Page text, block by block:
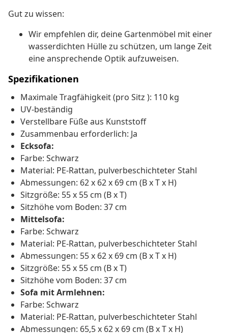
Gut zu wissen:
Wir empfehlen dir, deine Gartenmöbel mit einer
wasserdichten Hülle zu schützen, um lange Zeit
eine ansprechende Optik aufzuweisen.
Spezifikationen
Maximale Tragfähigkeit (pro Sitz ): 110 kg
UV-beständig
Verstellbare Füße aus Kunststoff
Zusammenbau erforderlich: Ja
Ecksofa:
Farbe: Schwarz
Material: PE-Rattan, pulverbeschichteter Stahl
Abmessungen: 62 x 62 x 69 cm (B x T x H)
Sitzgröße: 55 x 55 cm (B x T)
Sitzhöhe vom Boden: 37 cm
Mittelsofa:
Farbe: Schwarz
Material: PE-Rattan, pulverbeschichteter Stahl
Abmessungen: 55 x 62 x 69 cm (B x T x H)
Sitzgröße: 55 x 55 cm (B x T)
Sitzhöhe vom Boden: 37 cm
Sofa mit Armlehnen:
Farbe: Schwarz
Material: PE-Rattan, pulverbeschichteter Stahl
Abmessungen: 65,5 x 62 x 69 cm (B x T x H)